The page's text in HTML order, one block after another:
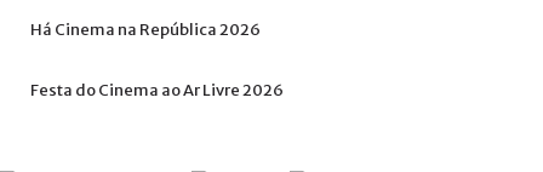
Há Cinema na República2026
Festa doCinema aoArLivre2026